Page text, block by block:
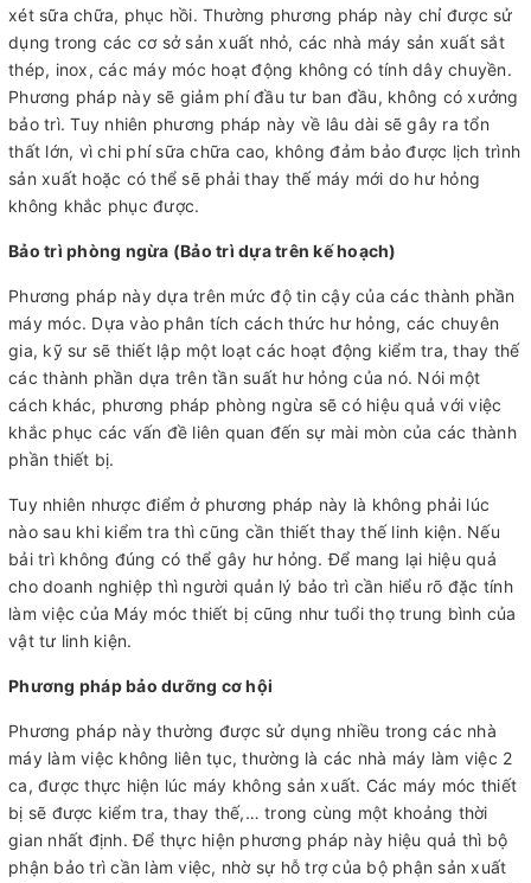
xét sữa chữa, phục hồi. Thường phương pháp này chỉ được sử
dụng trong các cơ sở sản xuất nhỏ, các nhà máy sản xuất sắt
thép, inox, các máy móc hoạt động không có tính dây chuyền.
Phương pháp này sẽ giảm phí đầu tư ban đầu, không có xưởng
bảo trì. Tuy nhiên phương pháp này về lâu dài sẽ gây ra tổn
thất lớn, vì chi phí sữa chữa cao, không đảm bảo được lịch trình
sản xuất hoặc có thể sẽ phải thay thế máy mới do hư hỏng
không khắc phục được.
Bảo trì phòng ngừa (Bảo trì dựa trên kế hoạch)
Phương pháp này dựa trên mức độ tin cậy của các thành phần
máy móc. Dựa vào phân tích cách thức hư hỏng, các chuyên
gia, kỹ sư sẽ thiết lập một loạt các hoạt động kiểm tra, thay thế
các thành phần dựa trên tần suất hư hỏng của nó. Nói một
cách khác, phương pháp phòng ngừa sẽ có hiệu quả với việc
khắc phục các vấn đề liên quan đến sự mài mòn của các thành
phần thiết bị.
Tuy nhiên nhược điểm ở phương pháp này là không phải lúc
nào sau khi kiểm tra thì cũng cần thiết thay thế linh kiện. Nếu
bải trì không đúng có thể gây hư hỏng. Để mang lại hiệu quả
cho doanh nghiệp thì người quản lý bảo trì cần hiểu rõ đặc tính
làm việc của Máy móc thiết bị cũng như tuổi thọ trung bình của
vật tư linh kiện.
Phương pháp bảo dưỡng cơ hội
Phương pháp này thường được sử dụng nhiều trong các nhà
máy làm việc không liên tục, thường là các nhà máy làm việc 2
ca, được thực hiện lúc máy không sản xuất. Các máy móc thiết
bị sẽ được kiểm tra, thay thế,… trong cùng một khoảng thời
gian nhất định. Để thực hiện phương pháp này hiệu quả thì bộ
phận bảo trì cần làm việc, nhờ sự hỗ trợ của bộ phận sản xuất